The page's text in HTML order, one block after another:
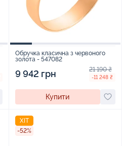
Обручка класична з червоного
золота - 547082
9 942 грн 21 190 ₴
-11 248 ₴
Купити
ХІТ
-52%